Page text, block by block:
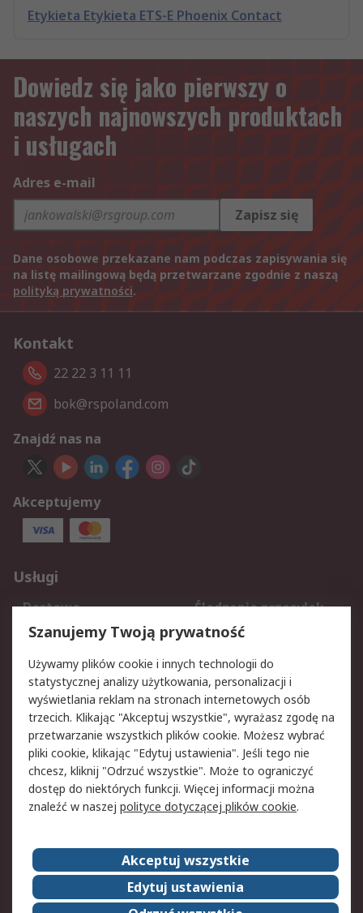
Etykieta Etykieta ETS-E Phoenix Contact
Dowiedz się jako pierwszy o
naszych najnowszych produktach
i usługach
Adres e-mail
Zapisz się
Dane osobowe przekazane nam podczas zapisywania się
na listę mailingową będą przetwarzane zgodnie z naszą
polityką prywatności.
Kontakt
22 22 3 11 11
bok@rspoland.com
Znajdź nas na
Akceptujemy
Usługi
Dostawa
Śledzenie przesyłek
Reklamacje i zwroty
Rejestracja
Aspekty prawne
Bezpieczeństwo e-
maila
Polityka dotycząca
plików cookie
Polityka prywatności
Użytkowanie witryny
Zastrzeżenia prawne
Warunki Sprzedaży
Kontakt
O firmie RS
RS na świecie
Kariera
Nagrody dla RS
Szanujemy Twoją prywatność
Używamy plików cookie i innych technologii do
statystycznej analizy użytkowania, personalizacji i
wyświetlania reklam na stronach internetowych osób
trzecich. Klikając "Akceptuj wszystkie", wyrażasz zgodę na
przetwarzanie wszystkich plików cookie. Możesz wybrać
pliki cookie, klikając "Edytuj ustawienia". Jeśli tego nie
chcesz, kliknij "Odrzuć wszystkie". Może to ograniczyć
dostęp do niektórych funkcji. Więcej informacji można
znaleźć w naszej polityce dotyczącej plików cookie.
Akceptuj wszystkie
Edytuj ustawienia